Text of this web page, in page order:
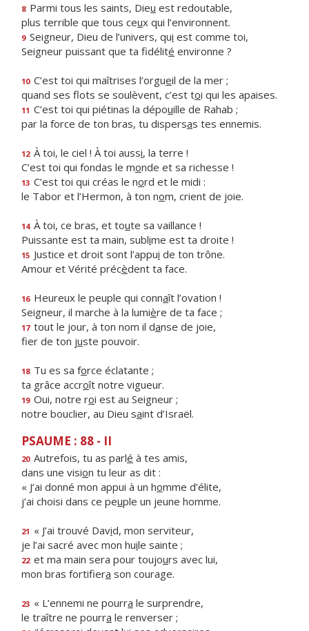
8 Parmi tous les saints, Dieu est redoutable,
plus terrible que tous ceux qui l’environnent.
9 Seigneur, Dieu de l’univers, qui est comme toi,
Seigneur puissant que ta fidélité environne ?
10 C’est toi qui maîtrises l’orgueil de la mer ;
quand ses flots se soulèvent, c’est toi qui les apaises.
11 C’est toi qui piétinas la dépouille de Rahab ;
par la force de ton bras, tu dispersas tes ennemis.
12 À toi, le ciel ! À toi aussi, la terre !
C’est toi qui fondas le monde et sa richesse !
13 C’est toi qui créas le nord et le midi :
le Tabor et l’Hermon, à ton nom, crient de joie.
14 À toi, ce bras, et toute sa vaillance !
Puissante est ta main, sublime est ta droite !
15 Justice et droit sont l’appui de ton trône.
Amour et Vérité précèdent ta face.
16 Heureux le peuple qui connaît l’ovation !
Seigneur, il marche à la lumière de ta face ;
17 tout le jour, à ton nom il danse de joie,
fier de ton juste pouvoir.
18 Tu es sa force éclatante ;
ta grâce accroît notre vigueur.
19 Oui, notre roi est au Seigneur ;
notre bouclier, au Dieu saint d’Israël.
PSAUME : 88 - II
20 Autrefois, tu as parlé à tes amis,
dans une vision tu leur as dit :
« J’ai donné mon appui à un homme d’élite,
j’ai choisi dans ce peuple un jeune homme.
21 « J’ai trouvé David, mon serviteur,
je l’ai sacré avec mon huile sainte ;
22 et ma main sera pour toujours avec lui,
mon bras fortifiera son courage.
23 « L’ennemi ne pourra le surprendre,
le traître ne pourra le renverser ;